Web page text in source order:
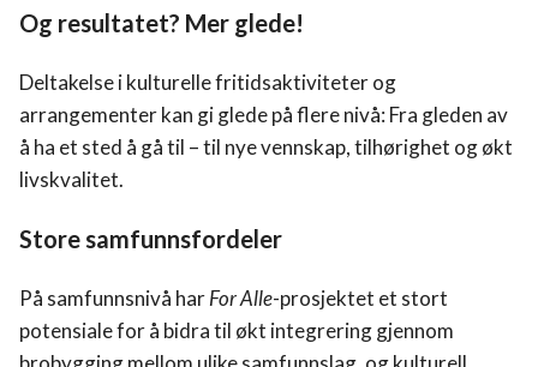
Og resultatet? Mer glede!
Deltakelse i kulturelle fritidsaktiviteter og
arrangementer kan gi glede på flere nivå: Fra gleden av
å ha et sted å gå til – til nye vennskap, tilhørighet og økt
livskvalitet.
Store samfunnsfordeler
På samfunnsnivå harFor Alle-prosjektet et stort
potensiale for å bidra til økt integrering gjennom